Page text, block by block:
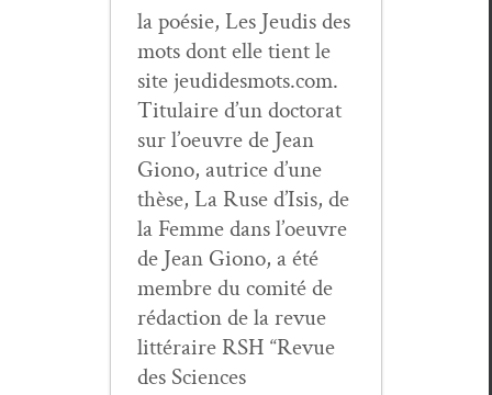
la poésie, Les Jeud­is des
mots dont elle tient le
site jeudidesmots.com.
Tit­u­laire d’un doc­tor­at
sur l’oeu­vre de Jean
Giono, autrice d’une
thèse, La Ruse d’I­sis, de
la Femme dans l’oeu­vre
de Jean Giono, a été
mem­bre du comité de
rédac­tion de la revue
lit­téraire RSH “Revue
des Sci­ences